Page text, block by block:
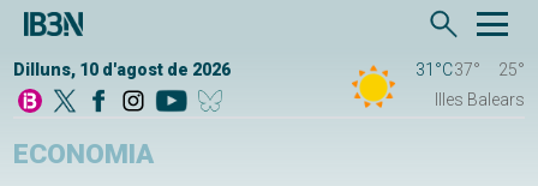
Dilluns, 10 d'agost de 2026 31°C37°
25°
Illes Balears
ECONOMIA